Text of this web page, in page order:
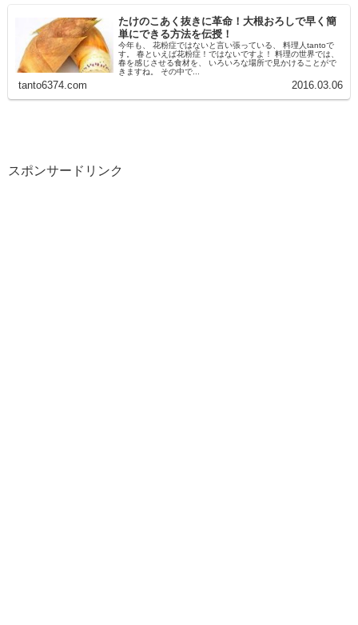
たけのこあく抜きに革命！大根おろしで早く簡
単にできる方法を伝授！
今年も、 花粉症ではないと言い張っている、 料理人tantoで
す。 春といえば花粉症！ではないですよ！ 料理の世界では、
春を感じさせる食材を、 いろいろな場所で見かけることがで
きますね。 その中で...
tanto6374.com 2016.03.06
スポンサードリンク